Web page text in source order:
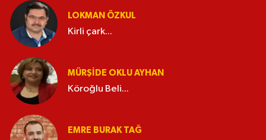
LOKMAN ÖZKUL
Kirli çark...
MÜRŞIDE OKLU AYHAN
Köroğlu Beli...
EMRE BURAK TAĞ